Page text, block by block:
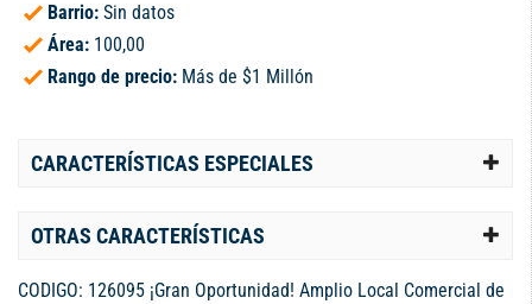
Barrio: Sin datos
Área: 100,00
Rango de precio: Más de $1 Millón
CARACTERÍSTICAS ESPECIALES
OTRAS CARACTERÍSTICAS
CODIGO: 126095 ¡Gran Oportunidad! Amplio Local Comercial de